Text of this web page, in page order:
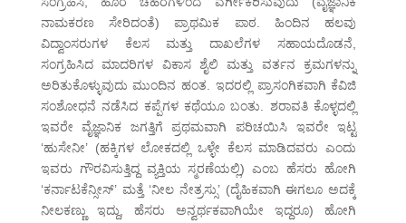
ನಾಮಕರಣ ಸೇರಿದಂತೆ) ಪ್ರಾಥಮಿಕ ಪಾಠ. ಹಿಂದಿನ ಹಲವು
ವಿದ್ವಾಂಸರುಗಳ ಕೆಲಸ ಮತ್ತು ದಾಖಲೆಗಳ ಸಹಾಯದೊಡನೆ,
ಸಂಗ್ರಹಿಸಿದ ಮಾದರಿಗಳ ವಿಕಾಸ ಶೈಲಿ ಮತ್ತು ವರ್ತನ ಕ್ರಮಗಳನ್ನು
ಅರಿತುಕೊಳ್ಳುವುದು ಮುಂದಿನ ಹಂತ. ಇದರಲ್ಲಿ ಪ್ರಾಸಂಗಿಕವಾಗಿ ಕೆವಿಜಿ
ಸಂಶೋಧನೆ ನಡೆಸಿದ ಕಪ್ಪೆಗಳ ಕಥೆಯೂ ಬಂತು. ಶರಾವತಿ ಕೊಳ್ಳದಲ್ಲಿ
ಇವರೇ ವೈಜ್ಞಾನಿಕ ಜಗತ್ತಿಗೆ ಪ್ರಥಮವಾಗಿ ಪರಿಚಯಿಸಿ ಇವರೇ ಇಟ್ಟ
‘ಹುಸೇನೀ’ (ಹಕ್ಕಿಗಳ ಲೋಕದಲ್ಲಿ ಒಳ್ಳೇ ಕೆಲಸ ಮಾಡಿದವರು ಎಂದು
ಇವರು ಗೌರವಿಸುತ್ತಿದ್ದ ವ್ಯಕ್ತಿಯ ಸ್ಮರಣೆಯಲ್ಲಿ) ಎಂಬ ಹೆಸರು ಹೋಗಿ
‘ಕರ್ನಾಟಕೆನ್ಸೀಸ್’ ಮತ್ತೆ ‘ನೀಲ ನೇತ್ರಸ್ಸು’ (ದೈಹಿಕವಾಗಿ ಈಗಲೂ ಅದಕ್ಕೆ
ನೀಲಕಣ್ಣು ಇದ್ದು, ಹೆಸರು ಅನ್ವರ್ಥಕವಾಗಿಯೇ ಇದ್ದರೂ) ಹೋಗಿ